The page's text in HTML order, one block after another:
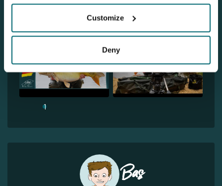
Customize
Deny
Ontdek LodgingCarp - Etang de Vaise
1
Bas